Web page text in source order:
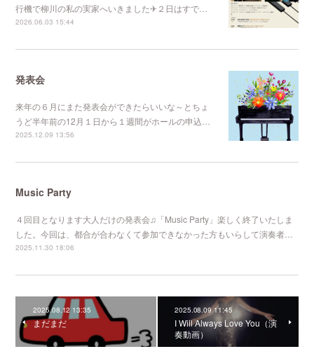
行機で柳川の私の実家へいきました✈２日はすで…
2026.06.03 15:44
発表会
来年の６月にまた発表会ができたらいいな～とちょ
うど半年前の12月１日から１週間がホールの申込…
2025.12.09 13:56
Music Party
４回目となります大人だけの発表会♫「Music Party」楽しく終了いたしま
した。今回は、都合が合わなくて参加できなかった方もいらして演奏者…
2025.11.30 18:06
2025.08.12 13:35
まだまだ
2025.08.09 11:45
I Will Always Love You（演
奏動画）